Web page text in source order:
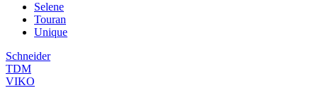
Selene
Touran
Unique
Schneider
TDM
VIKO